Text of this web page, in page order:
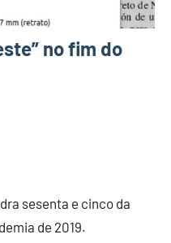
no fim do
sesenta e cinco da
de 2019.